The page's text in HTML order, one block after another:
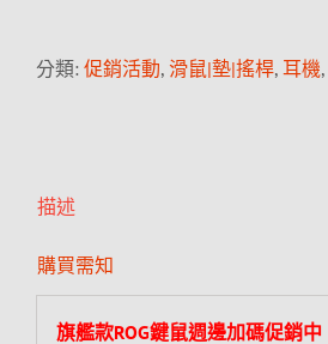
分類: 促銷活動, 滑鼠|墊|搖桿, 耳機,
描述
購買需知
旗艦款ROG鍵鼠週邊加碼促銷中